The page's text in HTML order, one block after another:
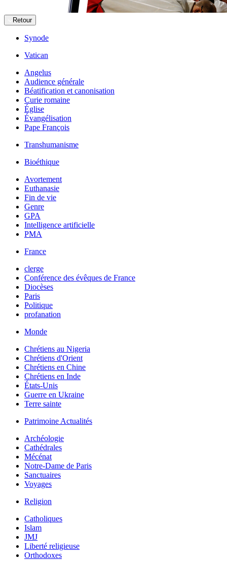
Retour
Synode
Vatican
Angelus
Audience générale
Béatification et canonisation
Curie romaine
Église
Évangélisation
Pape François
Transhumanisme
Bioéthique
Avortement
Euthanasie
Fin de vie
Genre
GPA
Intelligence artificielle
PMA
France
clerge
Conférence des évêques de France
Diocèses
Paris
Politique
profanation
Monde
Chrétiens au Nigeria
Chrétiens d'Orient
Chrétiens en Chine
Chrétiens en Inde
États-Unis
Guerre en Ukraine
Terre sainte
Patrimoine Actualités
Archéologie
Cathédrales
Mécénat
Notre-Dame de Paris
Sanctuaires
Voyages
Religion
Catholiques
Islam
JMJ
Liberté religieuse
Orthodoxes